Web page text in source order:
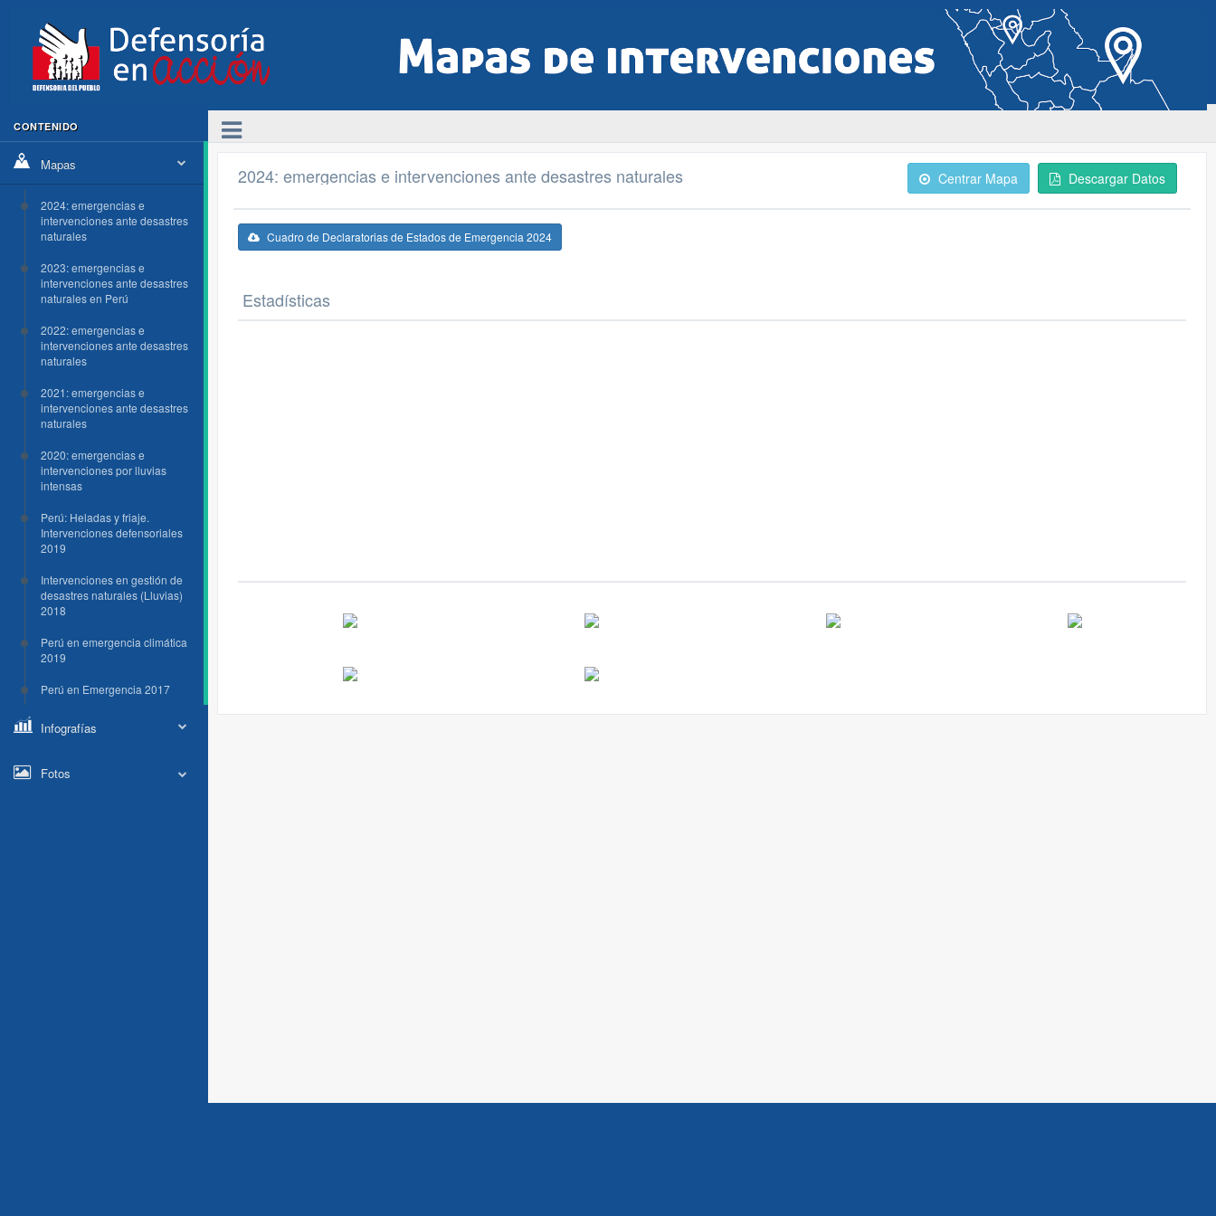
CONTENIDO
Mapas
2024: emergencias e
intervenciones ante desastres
naturales
2023: emergencias e
intervenciones ante desastres
naturales en Perú
2022: emergencias e
intervenciones ante desastres
naturales
2021: emergencias e
intervenciones ante desastres
naturales
2020: emergencias e
intervenciones por lluvias
intensas
Perú: Heladas y friaje.
Intervenciones defensoriales
2019
Intervenciones en gestión de
desastres naturales (Lluvias)
2018
Perú en emergencia climática
2019
Perú en Emergencia 2017
Infografías
Fotos
2024: emergencias e intervenciones ante desastres naturales Centrar Mapa Descargar Datos
Cuadro de Declaratorias de Estados de Emergencia 2024
Estadísticas